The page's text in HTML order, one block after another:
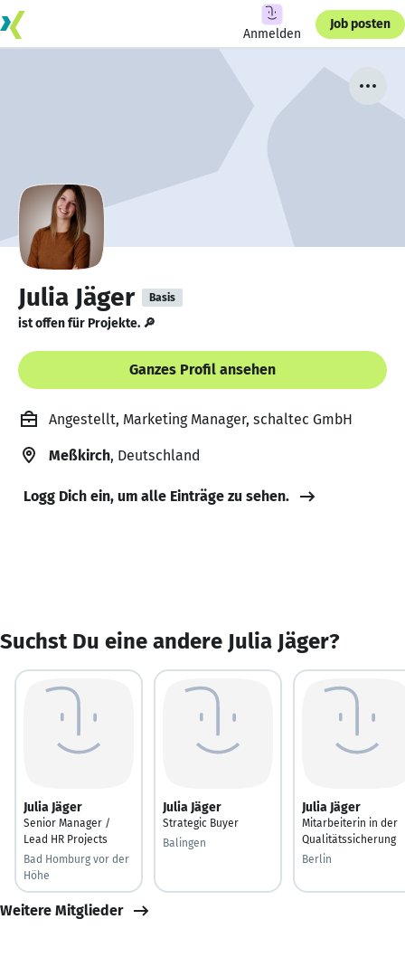
Anmelden
Job posten
Julia Jäger Basis
ist offen für Projekte. 🔎
Ganzes Profil ansehen
Angestellt, Marketing Manager, schaltec GmbH
Meßkirch, Deutschland
Logg Dich ein, um alle Einträge zu sehen.
Suchst Du eine andere Julia Jäger?
Julia Jäger
Senior Manager /
Lead HR Projects
Bad Homburg vor der
Höhe
Julia Jäger
Strategic Buyer
Balingen
Julia Jäger
Mitarbeiterin in der
Qualitätssicherung
Berlin
Weitere Mitglieder